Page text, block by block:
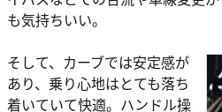
も気持ちいい。
そして、カーブでは安定感が
あり、乗り心地はとても落ち
着いていて快適。ハンドル操